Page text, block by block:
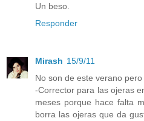
Un beso.
Responder
Mirash 15/9/11
No son de este verano pero
-Corrector para las ojeras
meses porque hace falta
borra las ojeras que da